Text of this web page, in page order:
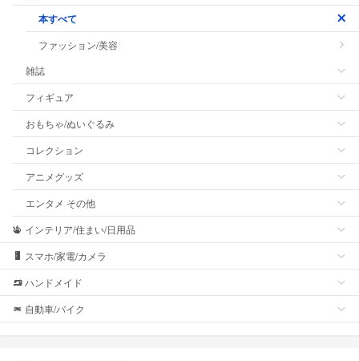
本すべて
ファッション/美容
雑誌
フィギュア
おもちゃ/ぬいぐるみ
コレクション
アニメグッズ
エンタメ その他
インテリア/住まい/日用品
スマホ/家電/カメラ
ハンドメイド
自動車/バイク